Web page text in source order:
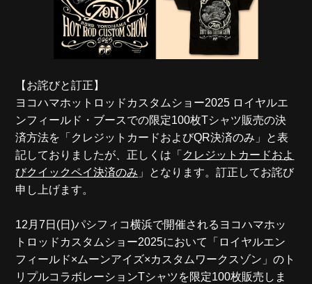
【お詫びと訂正】
ヨコハマホットロッドカスタムショー2025 ロイヤルエ
ンフィールド・ブースでの限定100枚Tシャツ販売の決
済方法を「クレジットカードおよびQR決済のみ」と表
記しておりましたが、正しくは「 クレジットカードおよ
びクイックペイ決済のみ 」となります。訂正してお詫び
申し上げます。
12月7日(日)パシフィコ横浜で開催されるヨコハマホッ
トロッドカスタムショー2025において「ロイヤルエン
フィールド×ムーンアイズ×カスタムワークスゾン」のト
リプルコラボレーションTシャツを限定100枚販売しま